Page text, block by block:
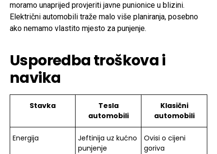
moramo unaprijed provjeriti javne punionice u blizini.
Električni automobili traže malo više planiranja, posebno
ako nemamo vlastito mjesto za punjenje.
Usporedba troškova i
navika
Stavka
Tesla
automobili
Klasični
automobili
Energija
Jeftinija uz kućno
punjenje
Ovisi o cijeni
goriva